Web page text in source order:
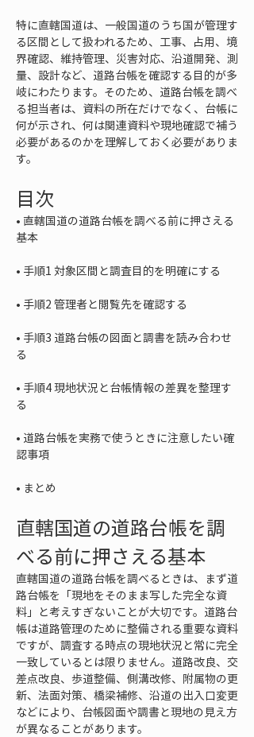
特に直轄国道は、一般国道のうち国が管理す
る区間として扱われるため、工事、占用、境
界確認、維持管理、災害対応、沿道開発、測
量、設計など、道路台帳を確認する目的が多
岐にわたります。そのため、道路台帳を調べ
る担当者は、資料の所在だけでなく、台帳に
何が示され、何は関連資料や現地確認で補う
必要があるのかを理解しておく必要がありま
す。
目次
• 直轄国道の道路台帳を調べる前に押さえる
•
•
• 手順3 道路台帳の図面と調書を読み合わせ
• 手順4 現地状況と台帳情報の差異を整理す
• 道路台帳を実務で使うときに注意したい確
• まとめ
直轄国道の道路台帳を調
べる前に押さえる基本
直轄国道の道路台帳を調べるときは、まず道
路台帳を「現地をそのまま写した完全な資
料」と考えすぎないことが大切です。道路台
帳は道路管理のために整備される重要な資料
ですが、調査する時点の現地状況と常に完全
一致しているとは限りません。道路改良、交
差点改良、歩道整備、側溝改修、附属物の更
新、法面対策、橋梁補修、沿道の出入口変更
などにより、台帳図面や調書と現地の見え方
が異なることがあります。